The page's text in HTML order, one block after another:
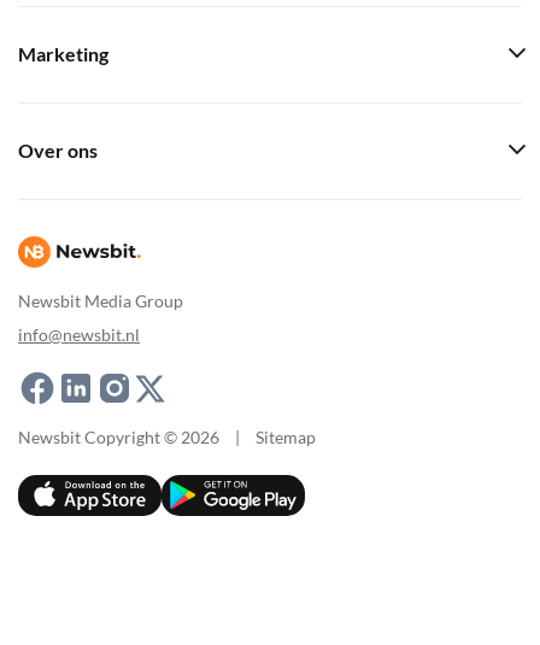
Newsbit Media Group
info@newsbit.nl
Marketing
Over ons
Newsbit Copyright © 2026 | Sitemap